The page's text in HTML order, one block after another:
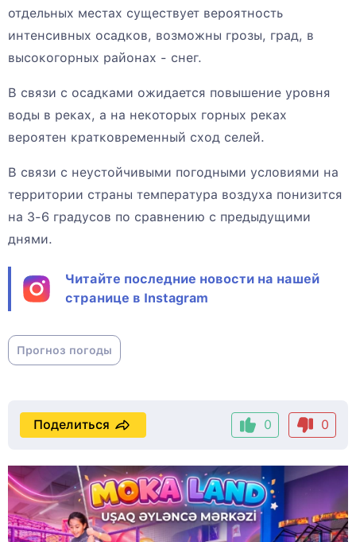
отдельных местах существует вероятность
интенсивных осадков, возможны грозы, град, в
высокогорных районах - снег.
В связи с осадками ожидается повышение уровня
воды в реках, а на некоторых горных реках
вероятен кратковременный сход селей.
В связи с неустойчивыми погодными условиями на
территории страны температура воздуха понизится
на 3-6 градусов по сравнению с предыдущими
днями.
Читайте последние новости на нашей
странице в Instagram
Прогноз погоды
0 0
Поделиться